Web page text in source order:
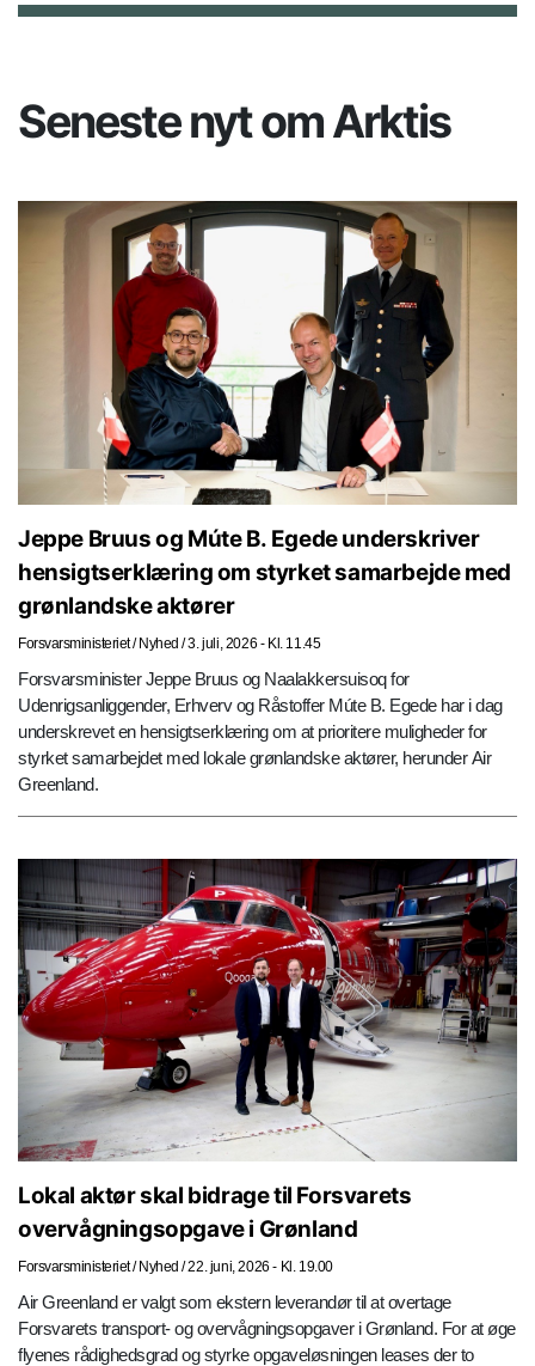
Seneste nyt om Arktis
Jeppe Bruus og Múte B. Egede underskriver
hensigtserklæring om styrket samarbejde med
grønlandske aktører
Forsvarsministeriet/ Nyhed /3. juli, 2026 - Kl. 11.45
Forsvarsminister Jeppe Bruus og Naalakkersuisoq for
Udenrigsanliggender, Erhverv og Råstoffer Múte B. Egede har i dag
underskrevet en hensigtserklæring om at prioritere muligheder for
styrket samarbejdet med lokale grønlandske aktører, herunder Air
Greenland.
Lokal aktør skal bidrage til Forsvarets
overvågningsopgave i Grønland
Forsvarsministeriet/ Nyhed /22. juni, 2026 - Kl. 19.00
Air Greenland er valgt som ekstern leverandør til at overtage
Forsvarets transport- og overvågningsopgaver i Grønland. For at øge
flyenes rådighedsgrad og styrke opgaveløsningen leases der to